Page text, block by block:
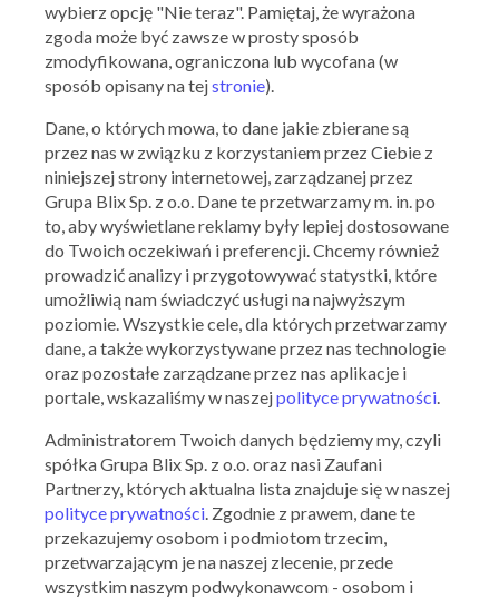
Skorzystaj z oferty
Subway
8,95 zł B.L.T.
09.07.2020 - 31.07.2020
Skorzystaj z oferty
wybierz opcję "Nie teraz". Pamiętaj, że wyrażona
zgoda może być zawsze w prosty sposób
zmodyfikowana, ograniczona lub wycofana (w
sposób opisany na tejstronie).
Dane, o których mowa, to dane jakie zbierane są
przez nas w związku z korzystaniem przez Ciebie z
niniejszej strony internetowej, zarządzanej przez
Grupa Blix Sp. z o.o. Dane te przetwarzamy m. in. po
to, aby wyświetlane reklamy były lepiej dostosowane
do Twoich oczekiwań i preferencji. Chcemy również
prowadzić analizy i przygotowywać statystki, które
umożliwią nam świadczyć usługi na najwyższym
poziomie. Wszystkie cele, dla których przetwarzamy
dane, a także wykorzystywane przez nas technologie
oraz pozostałe zarządzane przez nas aplikacje i
portale, wskazaliśmy w naszejpolityce prywatności.
Administratorem Twoich danych będziemy my, czyli
spółka Grupa Blix Sp. z o.o. oraz nasi Zaufani
Partnerzy, których aktualna lista znajduje się w naszej
polityce prywatności. Zgodnie z prawem, dane te
przekazujemy osobom i podmiotom trzecim,
przetwarzającym je na naszej zlecenie, przede
wszystkim naszym podwykonawcom - osobom i